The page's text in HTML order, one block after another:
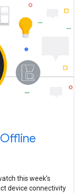
this week’s
device connectivity